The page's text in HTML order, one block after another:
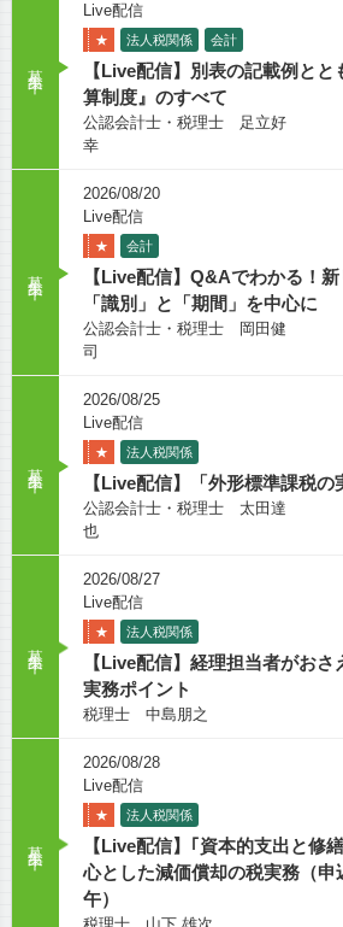
Live配信
★ 法人税関係 会計
【Live配信】別表の記載例と
算制度』のすべて
公認会計士・税理士 足立好
幸
2026/08/20
Live配信
★ 会計
【Live配信】Q&Aでわかる！
「識別」と「期間」を中心に
公認会計士・税理士 岡田健
司
2026/08/25
Live配信
★ 法人税関係
【Live配信】「外形標準課税の
公認会計士・税理士 太田達
也
2026/08/27
Live配信
★ 法人税関係
【Live配信】経理担当者がお
実務ポイント
税理士 中島朋之
2026/08/28
Live配信
★ 法人税関係
【Live配信】｢資本的支出と修
心とした減価償却の税実務（申
午）